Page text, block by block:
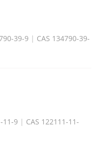
39-9 | CAS 134790-39-
11-9 | CAS 122111-11-